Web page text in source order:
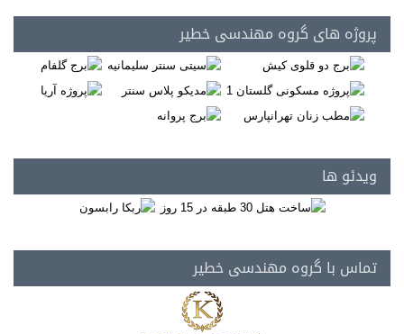
پروژه های گروه مهندسی خطیر
ویدئو ها
تماس با گروه مهندسی خطیر